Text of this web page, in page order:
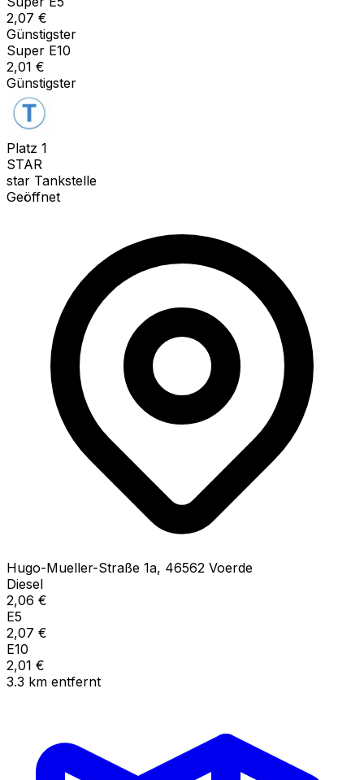
2,07 €
Günstigster
Super E10
2,01 €
Günstigster
Platz 1
STAR
star Tankstelle
Geöffnet
Hugo-Mueller-Straße 1a, 46562 Voerde
Diesel
2,06 €
E5
2,07 €
E10
2,01 €
3.3 km entfernt